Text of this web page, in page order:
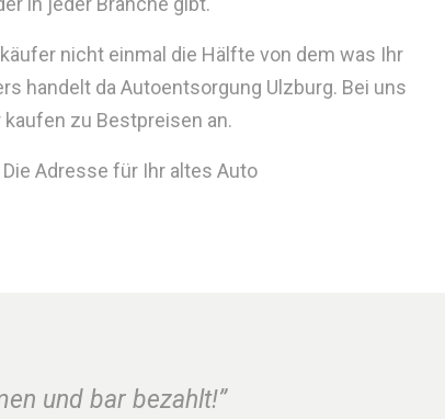
nicht einmal die Hälfte von dem was Ihr
handelt da Autoentsorgung Ulzburg. Bei uns
zu Bestpreisen an.
Adresse für Ihr altes Auto
und bar bezahlt!”